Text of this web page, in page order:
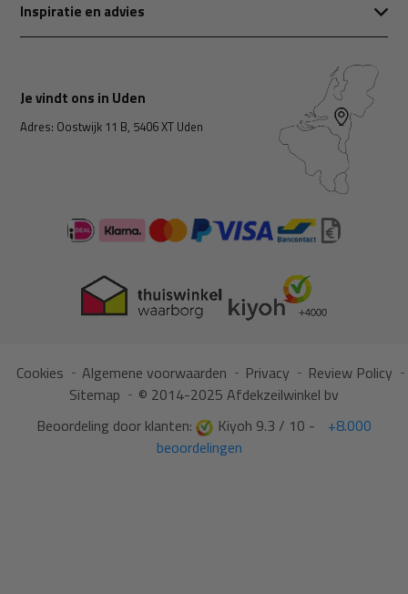
Inspiratie en advies
Je vindt ons in Uden
Adres: Oostwijk 11 B, 5406 XT Uden
Cookies Algemene voorwaarden Privacy
Review Policy
Sitemap
© 2014-2025 Afdekzeilwinkel bv
Beoordeling door klanten:
Kiyoh 9.3 / 10 -
+8.000
beoordelingen